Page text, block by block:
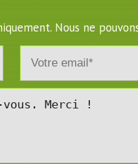
Nous ne